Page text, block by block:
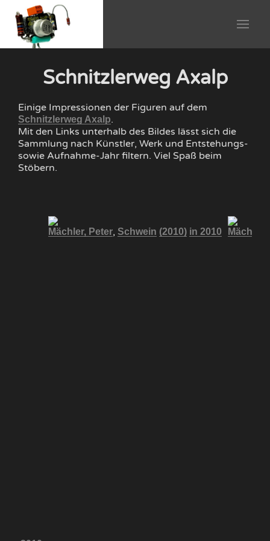
Schnitzlerweg Axalp
Einige Impressionen der Figuren auf dem
Schnitzlerweg Axalp.
Mit den Links unterhalb des Bildes lässt sich die
Sammlung nach Künstler, Werk und Entstehungs-
sowie Aufnahme-Jahr filtern. Viel Spaß beim
Stöbern.
Mächler, Peter, Schwein (2010) in 2010 Mächler,